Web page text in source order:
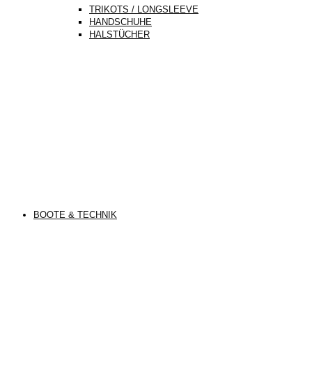
TRIKOTS / LONGSLEEVE
HANDSCHUHE
HALSTÜCHER
BOOTE & TECHNIK